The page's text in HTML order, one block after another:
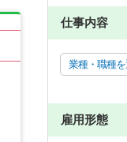
仕事内容
業種・職種
雇用形態